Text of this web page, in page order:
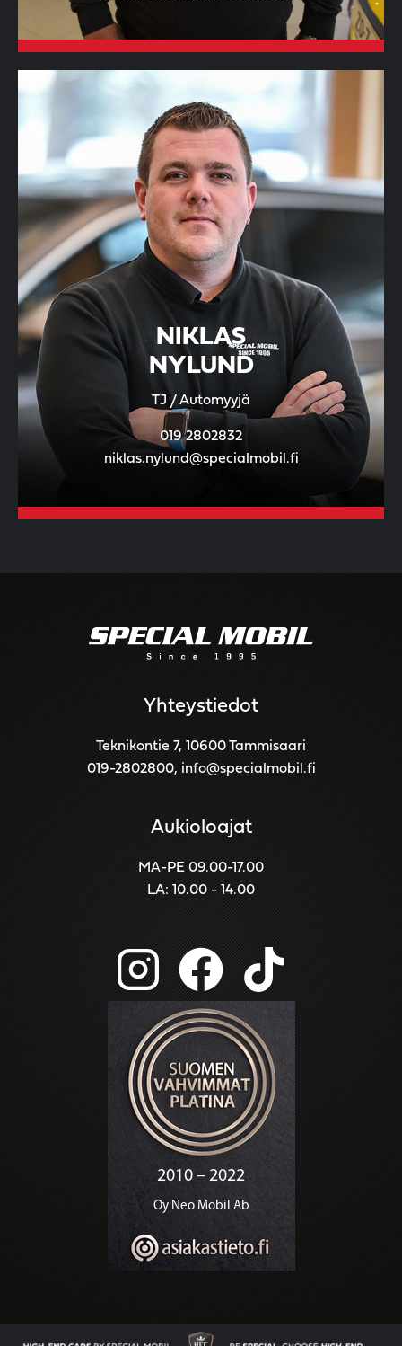
NIKLAS
NYLUND
TJ / Automyyjä
019 2802832
niklas.nylund@specialmobil.fi
Yhteystiedot
Teknikontie 7, 10600 Tammisaari
019-2802800, info@specialmobil.fi
Aukioloajat
MA-PE 09.00-17.00
LA: 10.00 - 14.00